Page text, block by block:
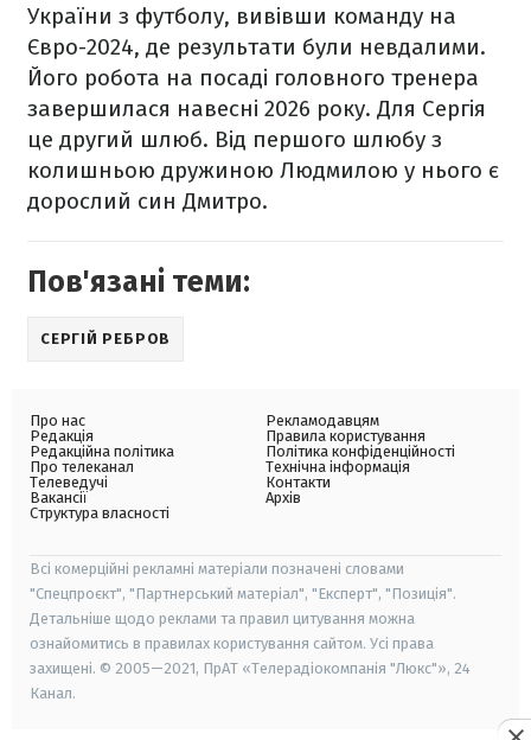
України з футболу, вивівши команду на
Євро-2024, де результати були невдалими.
Його робота на посаді головного тренера
завершилася навесні 2026 року. Для Сергія
це другий шлюб. Від першого шлюбу з
колишньою дружиною Людмилою у нього є
дорослий син Дмитро.
Пов'язані теми:
СЕРГІЙ РЕБРОВ
Про нас
Редакція
Редакційна політика
Про телеканал
Телеведучі
Вакансії
Структура власності
Рекламодавцям
Правила користування
Політика конфіденційності
Технічна інформація
Контакти
Архів
Всі комерційні рекламні матеріали позначені словами
"Спецпроєкт", "Партнерський матеріал", "Експерт", "Позиція".
Детальніше щодо реклами та правил цитування можна
ознайомитись в правилах користування сайтом. Усі права
захищені. © 2005—2021, ПрАТ «Телерадіокомпанія "Люкс"», 24
Канал.